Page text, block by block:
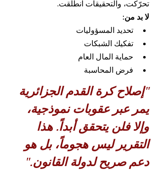
تحرّكت، والتحقيقات انطلقت.
لا بد من:
تحديد المسؤوليات
تفكيك الشبكات
حماية المال العام
فرض المحاسبة
"إصلاح كرة القدم الجزائرية
يمر عبر عقوبات نموذجية،
وإلا فلن يتحقق أبداً. هذا
التقرير ليس هجوماً، بل هو
دعم صريح لدولة القانون."